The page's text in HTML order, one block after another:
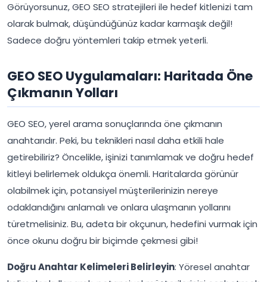
Görüyorsunuz, GEO SEO stratejileri ile hedef kitlenizi tam
olarak bulmak, düşündüğünüz kadar karmaşık değil!
Sadece doğru yöntemleri takip etmek yeterli.
GEO SEO Uygulamaları: Haritada Öne
Çıkmanın Yolları
GEO SEO, yerel arama sonuçlarında öne çıkmanın
anahtarıdır. Peki, bu teknikleri nasıl daha etkili hale
getirebiliriz? Öncelikle, işinizi tanımlamak ve doğru hedef
kitleyi belirlemek oldukça önemli. Haritalarda görünür
olabilmek için, potansiyel müşterilerinizin nereye
odaklandığını anlamalı ve onlara ulaşmanın yollarını
türetmelisiniz. Bu, adeta bir okçunun, hedefini vurmak için
önce okunu doğru bir biçimde çekmesi gibi!
Doğru Anahtar Kelimeleri Belirleyin: Yöresel anahtar